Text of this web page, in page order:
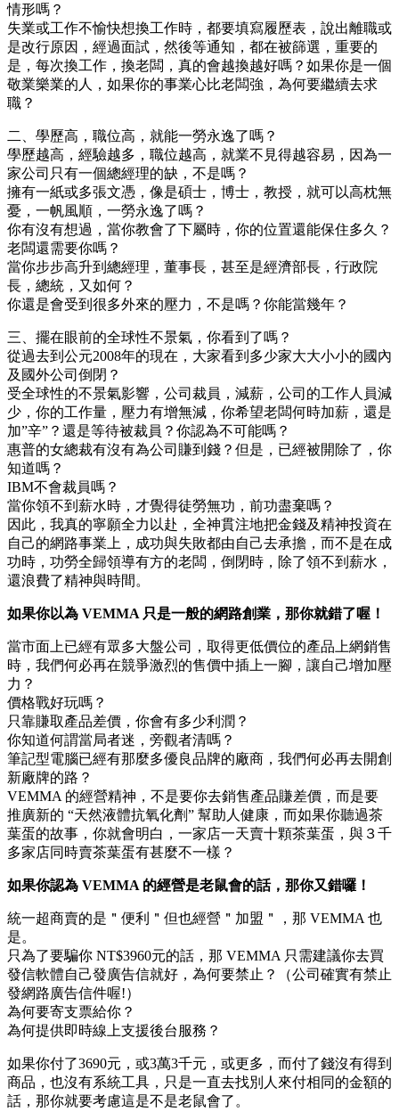
情形嗎？
失業或工作不愉快想換工作時，都要填寫履歷表，說出離職或
是改行原因，經過面試，然後等通知，都在被篩選，重要的
是，每次換工作，換老闆，真的會越換越好嗎？如果你是一個
敬業樂業的人，如果你的事業心比老闆強，為何要繼續去求
職？
二、學歷高，職位高，就能一勞永逸了嗎？
學歷越高，經驗越多，職位越高，就業不見得越容易，因為一
家公司只有一個總經理的缺，不是嗎？
擁有一紙或多張文憑，像是碩士，博士，教授，就可以高枕無
憂，一帆風順，一勞永逸了嗎？
你有沒有想過，當你教會了下屬時，你的位置還能保住多久？
老闆還需要你嗎？
當你步步高升到總經理，董事長，甚至是經濟部長，行政院
長，總統，又如何？
你還是會受到很多外來的壓力，不是嗎？你能當幾年？
三、擺在眼前的全球性不景氣，你看到了嗎？
從過去到公元2008年的現在，大家看到多少家大大小小的國內
及國外公司倒閉？
受全球性的不景氣影響，公司裁員，減薪，公司的工作人員減
少，你的工作量，壓力有增無減，你希望老闆何時加薪，還是
加”辛”？還是等待被裁員？你認為不可能嗎？
惠普的女總裁有沒有為公司賺到錢？但是，已經被開除了，你
知道嗎？
IBM不會裁員嗎？
當你領不到薪水時，才覺得徒勞無功，前功盡棄嗎？
因此，我真的寧願全力以赴，全神貫注地把金錢及精神投資在
自己的網路事業上，成功與失敗都由自己去承擔，而不是在成
功時，功勞全歸領導有方的老闆，倒閉時，除了領不到薪水，
還浪費了精神與時間。
如果你以為 VEMMA 只是一般的網路創業，那你就錯了喔！
當市面上已經有眾多大盤公司，取得更低價位的產品上網銷售
時，我們何必再在競爭激烈的售價中插上一腳，讓自己增加壓
力？
價格戰好玩嗎？
只靠賺取產品差價，你會有多少利潤？
你知道何謂當局者迷，旁觀者清嗎？
筆記型電腦已經有那麼多優良品牌的廠商，我們何必再去開創
新廠牌的路？
VEMMA 的經營精神，不是要你去銷售產品賺差價，而是要
推廣新的 “天然液體抗氧化劑” 幫助人健康，而如果你聽過茶
葉蛋的故事，你就會明白，一家店一天賣十顆茶葉蛋，與３千
多家店同時賣茶葉蛋有甚麼不一樣？
如果你認為 VEMMA 的經營是老鼠會的話，那你又錯囉！
統一超商賣的是＂便利＂但也經營＂加盟＂，那 VEMMA 也
是。
只為了要騙你 NT$3960元的話，那 VEMMA 只需建議你去買
發信軟體自己發廣告信就好，為何要禁止？（公司確實有禁止
發網路廣告信件喔!）
為何要寄支票給你？
為何提供即時線上支援後台服務？
如果你付了3690元，或3萬3千元，或更多，而付了錢沒有得到
商品，也沒有系統工具，只是一直去找別人來付相同的金額的
話，那你就要考慮這是不是老鼠會了。